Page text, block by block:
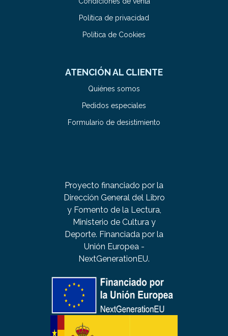
Política de privacidad
Política de Cookies
ATENCIÓN AL CLIENTE
Quiénes somos
Pedidos especiales
Formulario de desistimiento
Proyecto financiado por la
Dirección General del Libro
y Fomento de la Lectura,
Ministerio de Cultura y
Deporte. Financiada por la
Unión Europea -
NextGenerationEU.